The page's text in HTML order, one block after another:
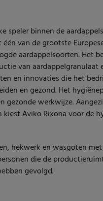
speler binnen de
van de grootste
aardappelsoorten. Het
van aardappelgranulaat
en innovaties die het
en gezond. Het
gezonde werkwijze.
Aviko Rixona voor de
hekwerk en wasgoten
die de
gevolgd.